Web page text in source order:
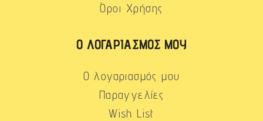
Όροι Χρήσης
Ο ΛΟΓΑΡΙΑΣΜΌΣ ΜΟΥ
Ο λογαριασμός μου
Παραγγελίες
Wish List